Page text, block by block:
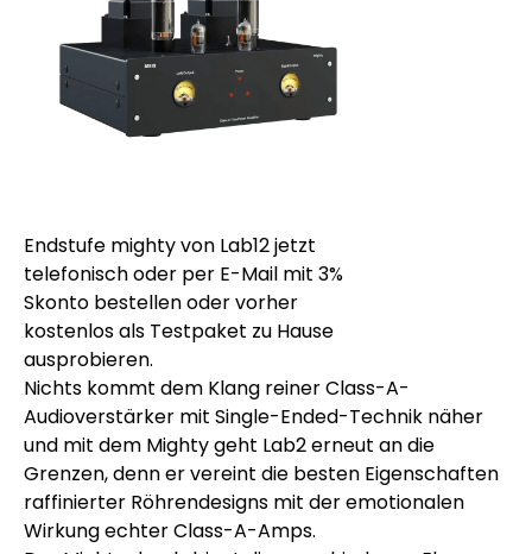
Endstufe mighty von Lab12 jetzt
telefonisch oder per E-Mail mit 3%
Skonto bestellen oder vorher
kostenlos als Testpaket zu Hause
ausprobieren.
Nichts kommt dem Klang reiner Class-A-
Audioverstärker mit Single-Ended-Technik näher
und mit dem Mighty geht Lab2 erneut an die
Grenzen, denn er vereint die besten Eigenschaften
raffinierter Röhrendesigns mit der emotionalen
Wirkung echter Class-A-Amps.